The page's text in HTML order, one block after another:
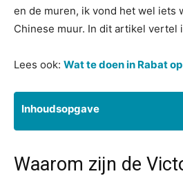
en de muren, ik vond het wel iets
Chinese muur. In dit artikel vertel
Lees ook: Wat te doen in Rabat
Inhoudsopgave
Waarom zijn de